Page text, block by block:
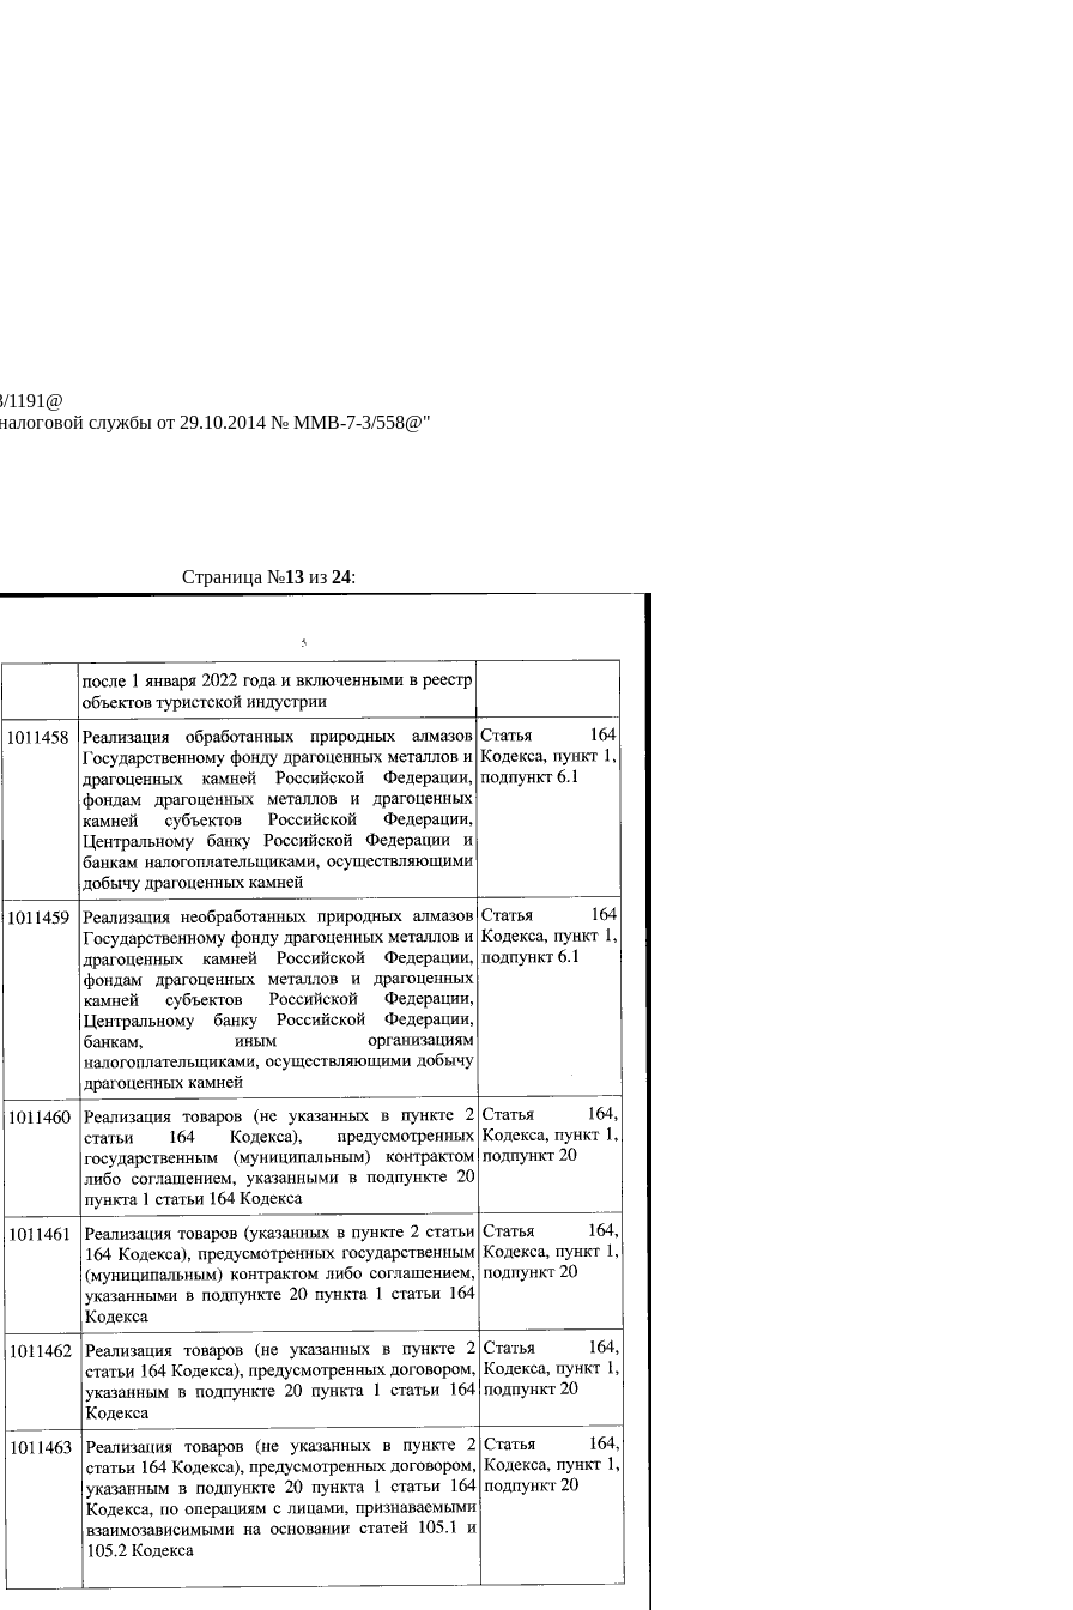
службы от 29.10.2014 № ММВ-7-3/558@"
Страница №13из 24: